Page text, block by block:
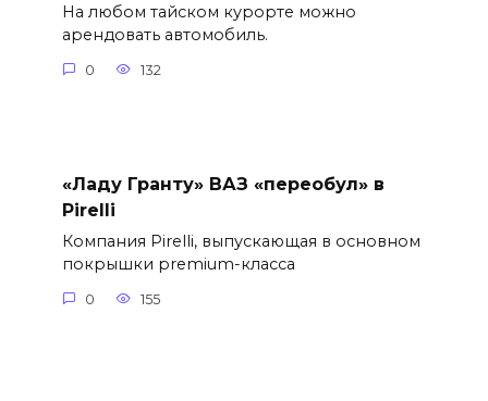
На любом тайском курорте можно
арендовать автомобиль.
0 132
«Ладу Гранту» ВАЗ «переобул» в
Pirelli
Компания Pirelli, выпускающая в основном
покрышки premium-класса
0 155